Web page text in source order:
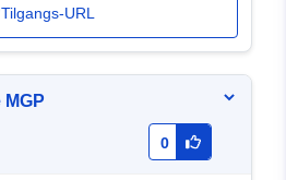
Tilgangs-URL
MGP
0